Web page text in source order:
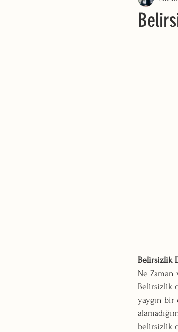
Belirsizlik
Ne Zaman
Belirsizlik
yaygın bir
belirsizlik